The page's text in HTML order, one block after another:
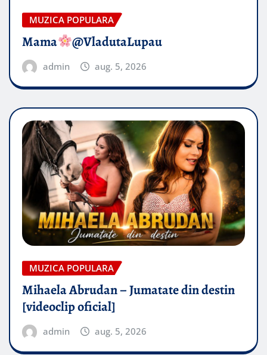
MUZICA POPULARA
Mama @VladutaLupau
admin aug. 5, 2026
MUZICA POPULARA
Mihaela Abrudan – Jumatate din destin
[videoclip oficial]
admin aug. 5, 2026